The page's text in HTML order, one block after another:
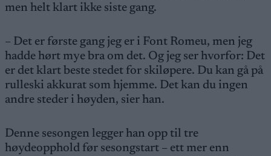
men helt klart ikke siste gang.
– Det er første gang jeg er i Font Romeu, men jeg
hadde hørt mye bra om det. Og jeg ser hvorfor: Det
er det klart beste stedet for skiløpere. Du kan gå på
rulleski akkurat som hjemme. Det kan du ingen
andre steder i høyden, sier han.
Denne sesongen legger han opp til tre
høydeopphold før sesongstart – ett mer enn